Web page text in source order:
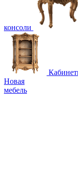
консоли
Новая
мебель